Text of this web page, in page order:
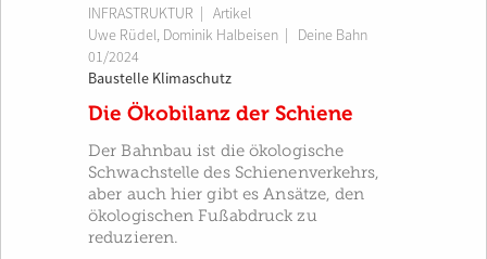
INFRASTRUKTUR | Artikel
Uwe Rüdel, Dominik Halbeisen
Deine Bahn
01/2024
Baustelle Klimaschutz
Die Ökobilanz der Schiene
Der Bahnbau ist die ökologische
Schwachstelle des Schienenverkehrs,
aber auch hier gibt es Ansätze, den
ökologischen Fußabdruck zu
reduzieren.